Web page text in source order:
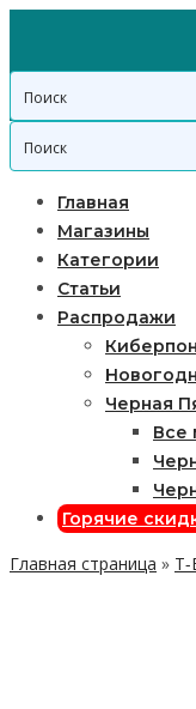
Главная
Магазины
Категории
Статьи
Распродажи
Черная
Все
Горячие
Главная страница » Т-